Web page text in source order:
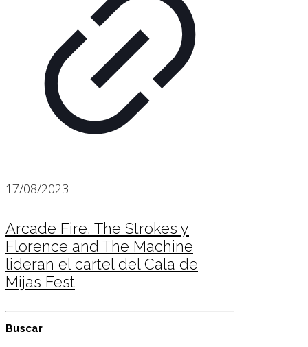
17/08/2023
Arcade Fire, The Strokes y
Florence and The Machine
lideran el cartel del Cala de
Mijas Fest
Buscar